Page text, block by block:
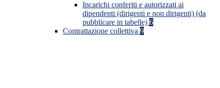
Incarichi conferiti e autorizzati ai
dipendenti (dirigenti e non dirigenti) (da
pubblicare in tabelle) 6
Contrattazione collettiva 9